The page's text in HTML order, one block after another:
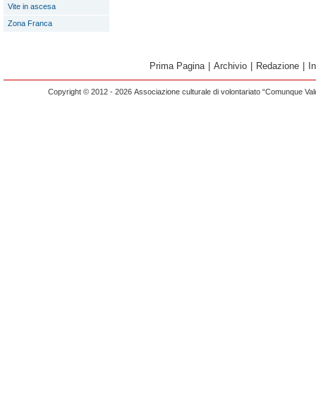
Vite in ascesa
Zona Franca
Prima Pagina Archivio Redazione
Copyright © 2012 - 2026 Associazione culturale di volontariato “Comunque